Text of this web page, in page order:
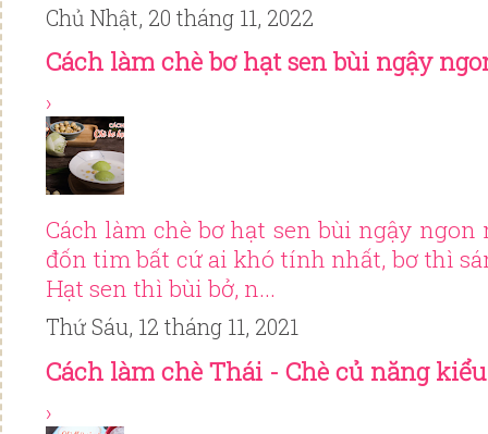
Chủ Nhật, 20 tháng 11, 2022
Cách làm chè bơ hạt sen bùi ngậy
›
Cách làm chè bơ hạt sen bùi ngậy ngon
đốn tim bất cứ ai khó tính nhất, bơ thì
Hạt sen thì bùi bở, n...
Thứ Sáu, 12 tháng 11, 2021
Cách làm chè Thái - Chè củ năng
›